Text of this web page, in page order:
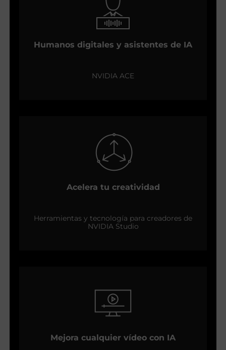
Humanos digitales y asistentes de IA
NVIDIA ACE
Acelera tu creatividad
Herramientas y tecnología para creadores de
NVIDIA Studio
Mejora cualquier vídeo con IA